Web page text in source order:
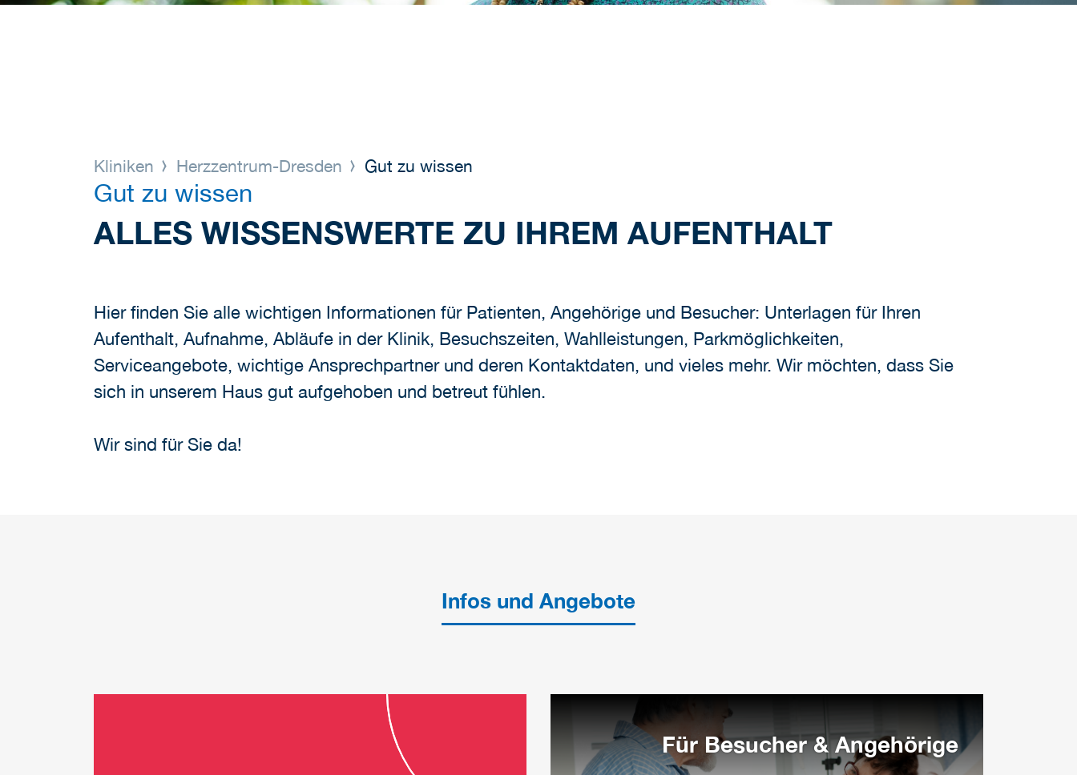
Kliniken Herzzentrum-Dresden Gut zu wissen
Gut zu wissen
ALLES WISSENSWERTE ZU IHREM AUFENTHALT
Hier finden Sie alle wichtigen Informationen für Patienten, Angehörige und Besucher: Unterlagen für Ihren
Aufenthalt, Aufnahme, Abläufe in der Klinik, Besuchszeiten, Wahlleistungen, Parkmöglichkeiten,
Serviceangebote, wichtige Ansprechpartner und deren Kontaktdaten, und vieles mehr. Wir möchten, dass Sie
sich in unserem Haus gut aufgehoben und betreut fühlen.
Wir sind für Sie da!
Infos und Angebote
Für Besucher & Angehörige